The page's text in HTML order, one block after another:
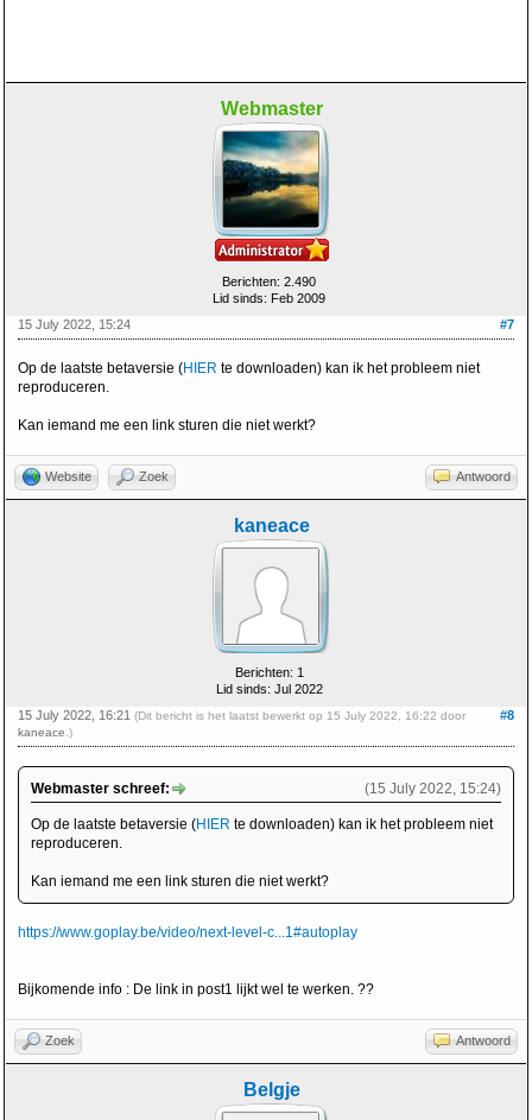
Webmaster
Berichten: 2.490
Lid sinds: Feb 2009
#7
15 July 2022, 15:24
Op de laatste betaversie (HIER te downloaden) kan ik het probleem niet
reproduceren.
Kan iemand me een link sturen die niet werkt?
Website Zoek Antwoord
kaneace
Berichten: 1
Lid sinds: Jul 2022
#8
15 July 2022, 16:21 (Dit bericht is het laatst bewerkt op 15 July 2022, 16:22 door
kaneace .)
(15 July 2022, 15:24)
Webmaster schreef:
Op de laatste betaversie (HIER te downloaden) kan ik het probleem niet
reproduceren.
Kan iemand me een link sturen die niet werkt?
https://www.goplay.be/video/next-level-c...1#autoplay
Bijkomende info : De link in post1 lijkt wel te werken. ??
Zoek Antwoord
Belgje